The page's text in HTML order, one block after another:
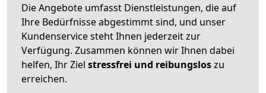
Die Angebote umfasst Dienstleistungen, die auf
Ihre Bedürfnisse abgestimmt sind, und unser
Kundenservice steht Ihnen jederzeit zur
Verfügung. Zusammen können wir Ihnen dabei
helfen, Ihr Ziel stressfrei und reibungsloszu
erreichen.